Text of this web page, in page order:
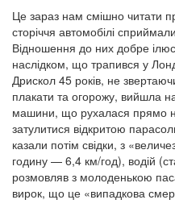
Це зараз нам смішно читати
сторіччя автомобілі
Відношення до них добре
наслідком, що трапився у
Дрискол 45 років, не
плакати та огорожу, вийшла
машини, що рухалася прямо
затулитися відкритою
казали потім свідки, з
годину — 6,4 км/год), водій
розмовляв з молоденькою
вирок, що це «випадкова